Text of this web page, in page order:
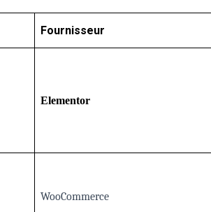
Fournisseur
Elementor
WooCommerce